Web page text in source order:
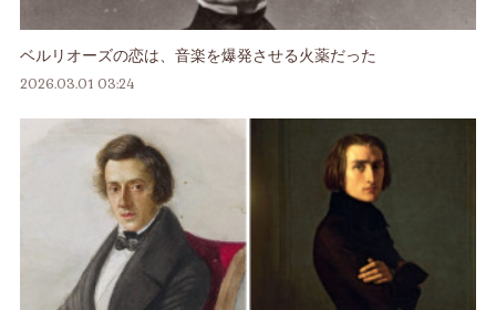
ベルリオーズの恋は、音楽を爆発させる火薬だった
2026.03.01 03:24